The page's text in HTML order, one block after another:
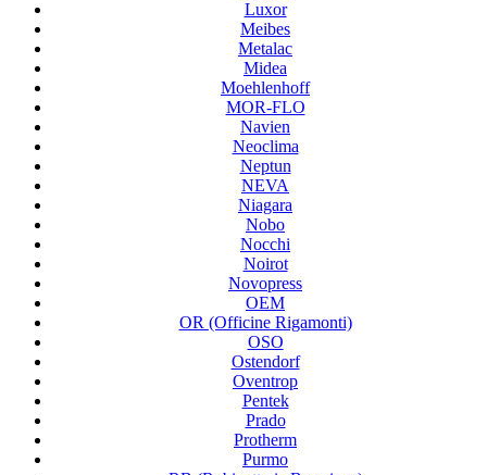
Luxor
Meibes
Metalac
Midea
Moehlenhoff
MOR-FLO
Navien
Neoclima
Neptun
NEVA
Niagara
Nobo
Nocchi
Noirot
Novopress
OEM
OR (Officine Rigamonti)
OSO
Ostendorf
Oventrop
Pentek
Prado
Protherm
Purmo